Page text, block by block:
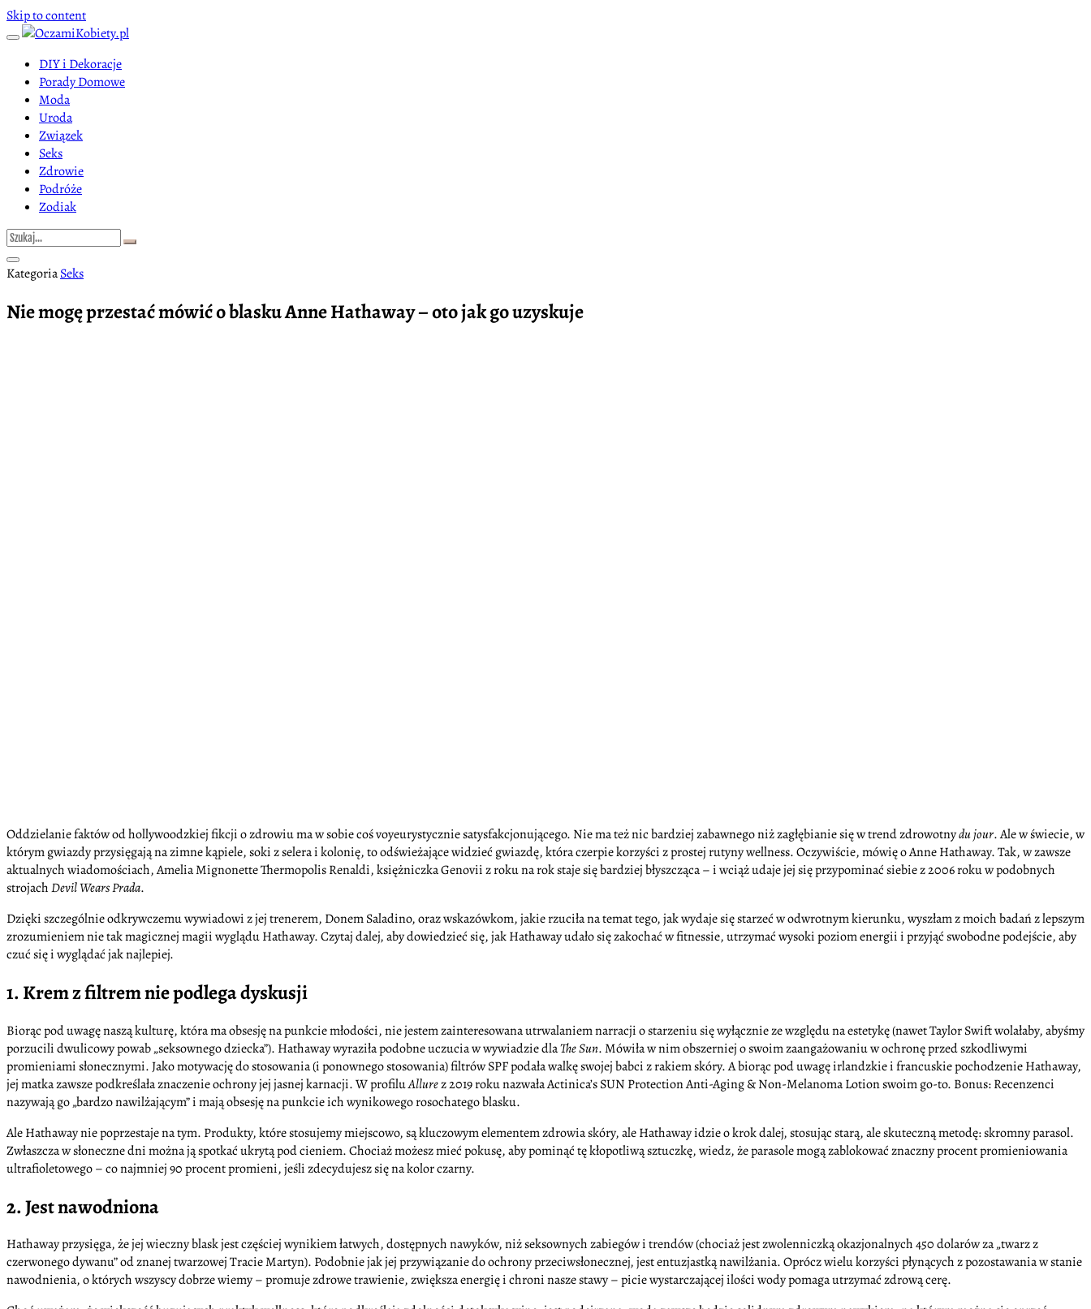
Skip to content
DIY i Dekoracje
Porady Domowe
Moda
Uroda
Związek
Seks
Zdrowie
Podróże
Zodiak
KategoriaSeks
Nie mogę przestać mówić o blasku Anne Hathaway – oto jak go uzyskuje
Oddzielanie faktów od hollywoodzkiej fikcji o zdrowiu ma w sobie coś voyeurystycznie satysfakcjonującego. Nie ma też nic bardziej zabawnego niż zagłębianie się w trend zdrowotnydu jour. Ale w świecie, w
którym gwiazdy przysięgają na zimne kąpiele, soki z selera i kolonię, to odświeżające widzieć gwiazdę, która czerpie korzyści z prostej rutyny wellness. Oczywiście, mówię o Anne Hathaway. Tak, w zawsze
aktualnych wiadomościach, Amelia Mignonette Thermopolis Renaldi, księżniczka Genovii z roku na rok staje się bardziej błyszcząca – i wciąż udaje jej się przypominać siebie z 2006 roku w podobnych
strojachDevil Wears Prada.
Dzięki szczególnie odkrywczemu wywiadowi z jej trenerem, Donem Saladino, oraz wskazówkom, jakie rzuciła na temat tego, jak wydaje się starzeć w odwrotnym kierunku, wyszłam z moich badań z lepszym
zrozumieniem nie tak magicznej magii wyglądu Hathaway. Czytaj dalej, aby dowiedzieć się, jak Hathaway udało się zakochać w fitnessie, utrzymać wysoki poziom energii i przyjąć swobodne podejście, aby
czuć się i wyglądać jak najlepiej.
1. Krem z filtrem nie podlega dyskusji
Biorąc pod uwagę naszą kulturę, która ma obsesję na punkcie młodości, nie jestem zainteresowana utrwalaniem narracji o starzeniu się wyłącznie ze względu na estetykę (nawet Taylor Swift wolałaby, abyśmy
porzucili dwulicowy powab „seksownego dziecka”). Hathaway wyraziła podobne uczucia w wywiadzie dlaThe Sun. Mówiła w nim obszerniej o swoim zaangażowaniu w ochronę przed szkodliwymi
promieniami słonecznymi. Jako motywację do stosowania (i ponownego stosowania) filtrów SPF podała walkę swojej babci z rakiem skóry. A biorąc pod uwagę irlandzkie i francuskie pochodzenie Hathaway,
jej matka zawsze podkreślała znaczenie ochrony jej jasnej karnacji. W profiluAllurez 2019 roku nazwała Actinica’s SUN Protection Anti-Aging & Non-Melanoma Lotion swoim go-to. Bonus: Recenzenci
nazywają go „bardzo nawilżającym” i mają obsesję na punkcie ich wynikowego rosochatego blasku.
Ale Hathaway nie poprzestaje na tym. Produkty, które stosujemy miejscowo, są kluczowym elementem zdrowia skóry, ale Hathaway idzie o krok dalej, stosując starą, ale skuteczną metodę: skromny parasol.
Zwłaszcza w słoneczne dni można ją spotkać ukrytą pod cieniem. Chociaż możesz mieć pokusę, aby pominąć tę kłopotliwą sztuczkę, wiedz, że parasole mogą zablokować znaczny procent promieniowania
ultrafioletowego – co najmniej 90 procent promieni, jeśli zdecydujesz się na kolor czarny.
2. Jest nawodniona
Hathaway przysięga, że jej wieczny blask jest częściej wynikiem łatwych, dostępnych nawyków, niż seksownych zabiegów i trendów (chociaż jest zwolenniczką okazjonalnych 450 dolarów za „twarz z
czerwonego dywanu” od znanej twarzowej Tracie Martyn). Podobnie jak jej przywiązanie do ochrony przeciwsłonecznej, jest entuzjastką nawilżania. Oprócz wielu korzyści płynących z pozostawania w stanie
nawodnienia, o których wszyscy dobrze wiemy – promuje zdrowe trawienie, zwiększa energię i chroni nasze stawy – picie wystarczającej ilości wody pomaga utrzymać zdrową cerę.